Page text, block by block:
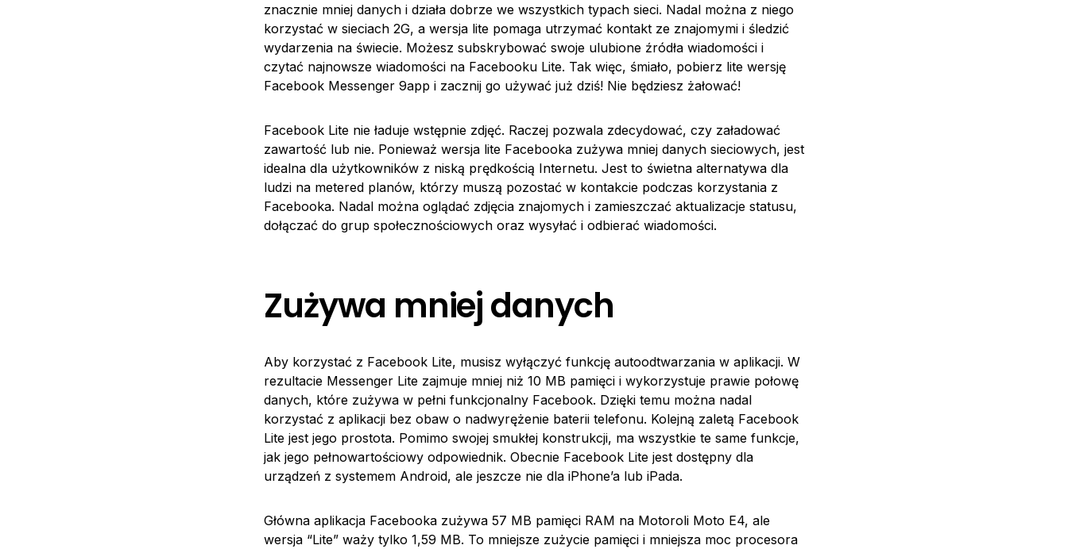
znacznie mniej danych i działa dobrze we wszystkich typach sieci. Nadal można z niego
korzystać w sieciach 2G, a wersja lite pomaga utrzymać kontakt ze znajomymi i śledzić
wydarzenia na świecie. Możesz subskrybować swoje ulubione źródła wiadomości i
czytać najnowsze wiadomości na Facebooku Lite. Tak więc, śmiało, pobierz lite wersję
Facebook Messenger 9app i zacznij go używać już dziś! Nie będziesz żałować!
Facebook Lite nie ładuje wstępnie zdjęć. Raczej pozwala zdecydować, czy załadować
zawartość lub nie. Ponieważ wersja lite Facebooka zużywa mniej danych sieciowych, jest
idealna dla użytkowników z niską prędkością Internetu. Jest to świetna alternatywa dla
ludzi na metered planów, którzy muszą pozostać w kontakcie podczas korzystania z
Facebooka. Nadal można oglądać zdjęcia znajomych i zamieszczać aktualizacje statusu,
dołączać do grup społecznościowych oraz wysyłać i odbierać wiadomości.
Zużywa mniej danych
Aby korzystać z Facebook Lite, musisz wyłączyć funkcję autoodtwarzania w aplikacji. W
rezultacie Messenger Lite zajmuje mniej niż 10 MB pamięci i wykorzystuje prawie połowę
danych, które zużywa w pełni funkcjonalny Facebook. Dzięki temu można nadal
korzystać z aplikacji bez obaw o nadwyrężenie baterii telefonu. Kolejną zaletą Facebook
Lite jest jego prostota. Pomimo swojej smukłej konstrukcji, ma wszystkie te same funkcje,
jak jego pełnowartościowy odpowiednik. Obecnie Facebook Lite jest dostępny dla
urządzeń z systemem Android, ale jeszcze nie dla iPhone’a lub iPada.
Główna aplikacja Facebooka zużywa 57 MB pamięci RAM na Motoroli Moto E4, ale
wersja “Lite” waży tylko 1,59 MB. To mniejsze zużycie pamięci i mniejsza moc procesora